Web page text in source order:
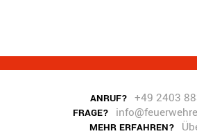
ANRUF? +49 2403
FRAGE?
MEHR ERFAHREN?